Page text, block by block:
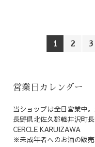
1 2 3
営業日カレンダー
当ショップは全日営業中
長野県北佐久郡軽井沢町
CERCLE KARUIZAWA
※未成年者へのお酒の販売